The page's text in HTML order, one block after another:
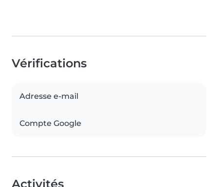
Vérifications
Adresse e-mail
Compte Google
Activités